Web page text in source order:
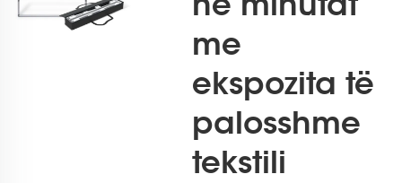
me
ekspozita të
palosshme
tekstili